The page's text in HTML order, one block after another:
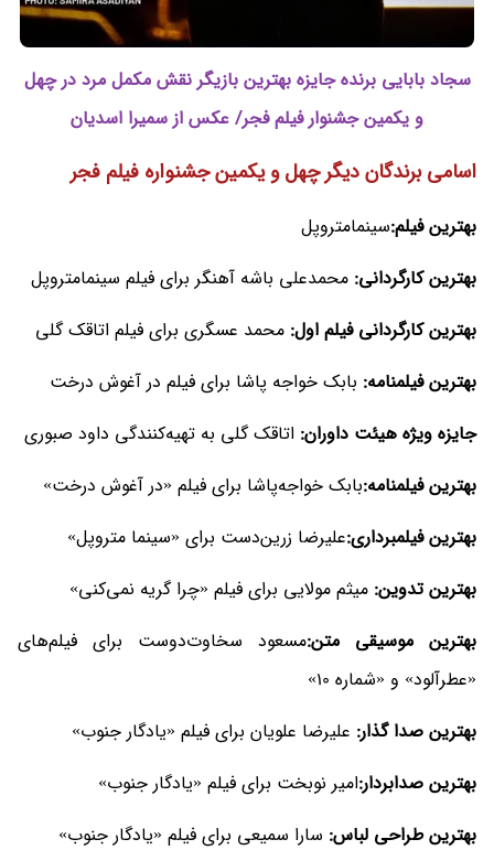
سجاد بابایی برنده جایزه بهترین بازیگر نقش مکمل مرد در چهل
و یکمین جشنوار فیلم فجر/ عکس از سمیرا اسدیان
اسامی برندگان دیگر چهل و یکمین جشنواره فیلم فجر
بهترین فیلم:سینمامتروپل
بهترین کارگردانی: محمدعلی باشه آهنگر برای فیلم سینمامتروپل
بهترین کارگردانی فیلم اول: محمد عسگری برای فیلم اتاقک گلی
بهترین فیلمنامه: بابک خواجه پاشا برای فیلم در آغوش درخت
جایزه ویژه هیئت داوران: اتاقک گلی به تهیه‌کنندگی داود صبوری
بهترین فیلمنامه:بابک خواجه‌پاشا برای فیلم «در آغوش درخت»
بهترین فیلمبرداری:علیرضا زرین‌دست برای «سینما متروپل»
بهترین تدوین: میثم مولایی برای فیلم «چرا گریه نمی‌کنی»
بهترین موسیقی متن:مسعود سخاوت‌دوست برای فیلم‌های
«عطرآلود» و «شماره 10»
بهترین صدا گذار: علیرضا علویان برای فیلم «یادگار جنوب»
بهترین صدابردار:امیر نوبخت برای فیلم «یادگار جنوب»
بهترین طراحی لباس: سارا سمیعی برای فیلم «یادگار جنوب»